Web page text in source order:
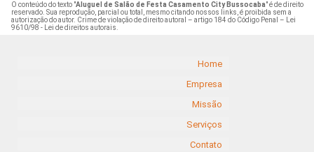
O conteúdo do texto "Aluguel de Salão de Festa Casamento City Bussocaba" é de direito
reservado. Sua reprodução, parcial ou total, mesmo citando nossos links, é proibida sem a
autorização do autor. Crime de violação de direito autoral – artigo 184 do Código Penal – Lei
9610/98 - Lei de direitos autorais.
Home
Empresa
Missão
Serviços
Contato